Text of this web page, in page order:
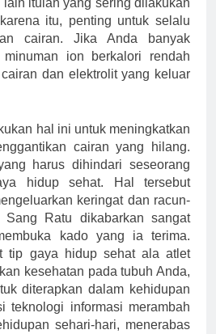
itu, penting untuk selalu
cairan. Jika Anda banyak
minuman ion berkalori rendah
dan elektrolit yang keluar
hal ini untuk meningkatkan
cairan yang hilang.
harus dihindari seseorang
hidup sehat. Hal tersebut
keringat dan racun-
Ratu dikabarkan sangat
kado yang ia terima.
tip gaya hidup sehat ala atlet
kesehatan pada tubuh Anda,
diterapkan dalam kehidupan
teknologi informasi merambah
sehari-hari, menerabas